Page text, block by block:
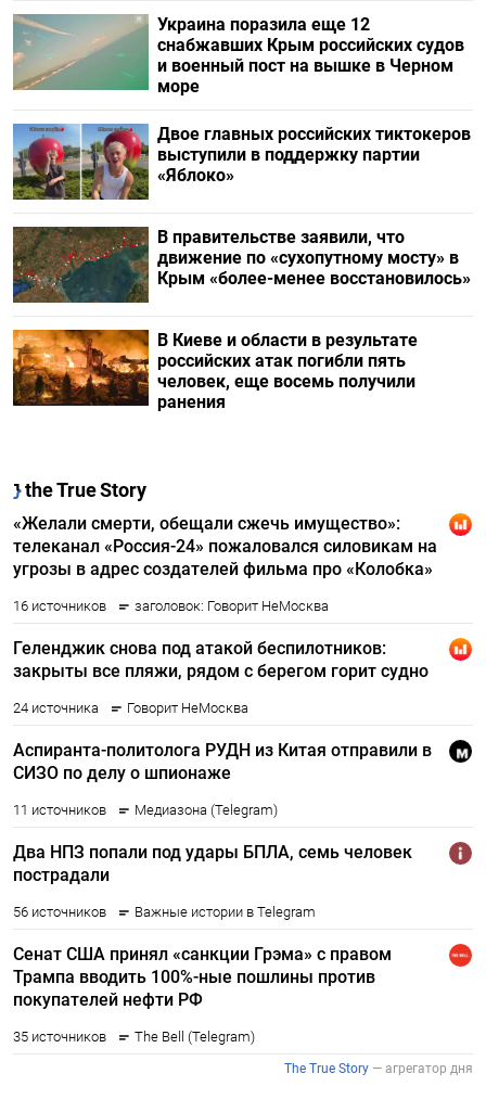
Украина поразила еще 12
снабжавших Крым российских судов
и военный пост на вышке в Черном
море
Двое главных российских тиктокеров
выступили в поддержку партии
«Яблоко»
В правительстве заявили, что
движение по «сухопутному мосту» в
Крым «более-менее восстановилось»
В Киеве и области в результате
российских атак погибли пять
человек, еще восемь получили
ранения